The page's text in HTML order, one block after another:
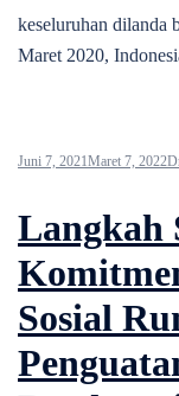
keseluruhan dilanda
Maret 2020,
Juni 7, 2021Maret 7, 2022
Langkah
Sosial